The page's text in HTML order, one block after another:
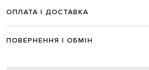
ОПЛАТА І ДОСТАВКА
ПОВЕРНЕННЯ І ОБМІН